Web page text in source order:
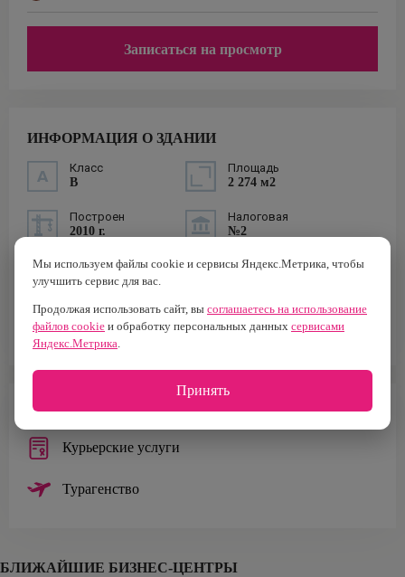
Записаться на просмотр
ИНФОРМАЦИЯ О ЗДАНИИ
Класс
B
Площадь
2 274 м2
Построен
2010 г.
Налоговая
№2
Тип здания
Особняк
Тип парковки
Площадь офисов
1 978 м²
ИНФРАСТРУКТУРА
Курьерские услуги
Турагенство
БЛИЖАЙШИЕ БИЗНЕС-ЦЕНТРЫ
Мы используем файлы cookie и сервисы Яндекс.Метрика, чтобы
улучшить сервис для вас.
Продолжая использовать сайт, вы соглашаетесь на использование
файлов cookie и обработку персональных данных сервисами
Яндекс.Метрика.
Принять